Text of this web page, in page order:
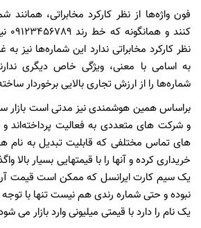
فون واژه‌ها از نظر کارکرد مخابراتی،
نظر کارکرد مخابراتی ندارد این شماره‌ها نیز
به اسامی با معنی، ویژگی خاص دیگری
شماره‌ها را از ارزش تجاری بالایی برخوردار
براساس همین هوشمندی نیز مدتی است بازار
و شرکت های متعددی به فعالیت پرداخته‌اند و
های تماس مختلفی که قابلیت تبدیل به نام
خریداری کرده و آنها را با قیمتهایی بسیار بالا
یک سیم کارت ایرانسل که ممکن است قیمت
نبوده و حتی شماره رندی هم نیست تنها با توجه
یک نام را دارد با قیمتی میلیونی وارد بازار می